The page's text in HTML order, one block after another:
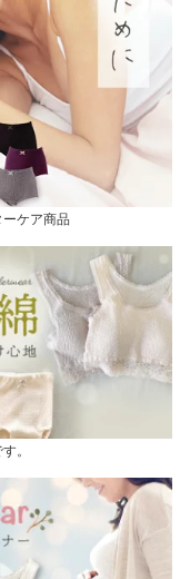
ケア商品
。